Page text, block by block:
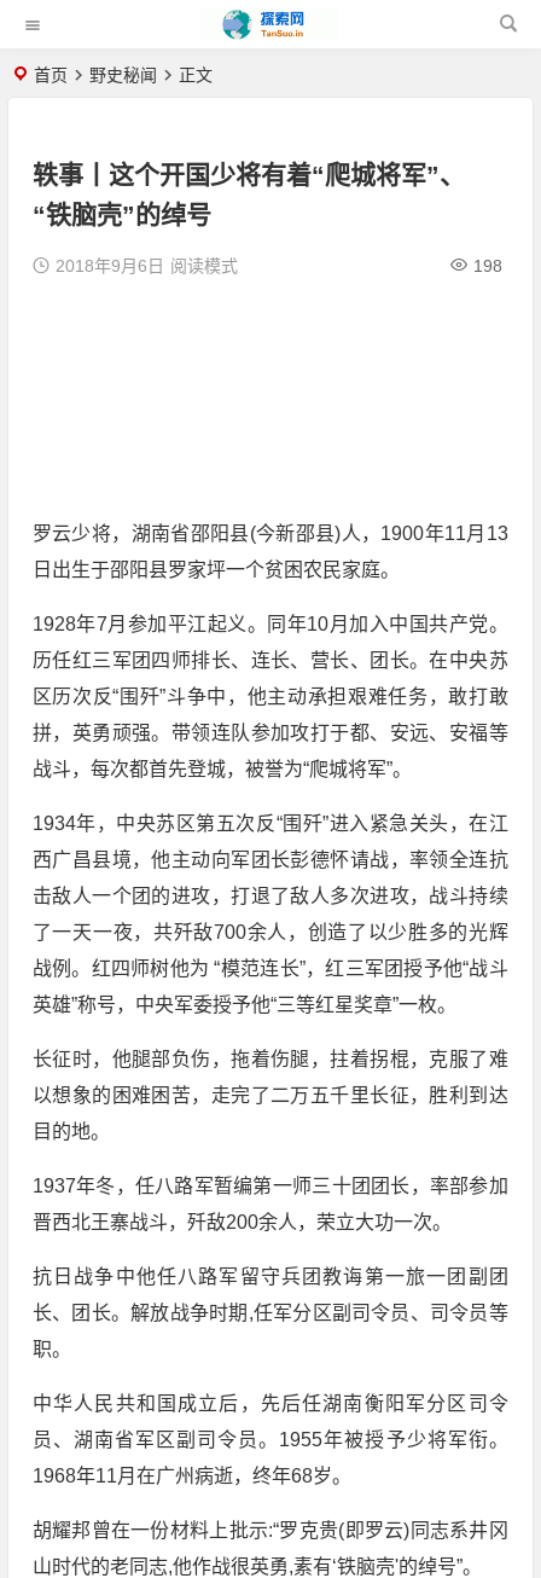
首页 野史秘闻 正文
轶事丨这个开国少将有着“爬城将军”、
“铁脑壳”的绰号
2018年9月6日 198
阅读模式
罗云少将，湖南省邵阳县(今新邵县)人，1900年11月13
日出生于邵阳县罗家坪一个贫困农民家庭。
1928年7月参加平江起义。同年10月加入中国共产党。
历任红三军团四师排长、连长、营长、团长。在中央苏
区历次反“围歼”斗争中，他主动承担艰难任务，敢打敢
拼，英勇顽强。带领连队参加攻打于都、安远、安福等
战斗，每次都首先登城，被誉为“爬城将军”。
1934年，中央苏区第五次反“围歼”进入紧急关头，在江
西广昌县境，他主动向军团长彭德怀请战，率领全连抗
击敌人一个团的进攻，打退了敌人多次进攻，战斗持续
了一天一夜，共歼敌700余人，创造了以少胜多的光辉
战例。红四师树他为 “模范连长”，红三军团授予他“战斗
英雄”称号，中央军委授予他“三等红星奖章”一枚。
长征时，他腿部负伤，拖着伤腿，拄着拐棍，克服了难
以想象的困难困苦，走完了二万五千里长征，胜利到达
目的地。
1937年冬，任八路军暂编第一师三十团团长，率部参加
晋西北王寨战斗，歼敌200余人，荣立大功一次。
抗日战争中他任八路军留守兵团教诲第一旅一团副团
长、团长。解放战争时期,任军分区副司令员、司令员等
职。
中华人民共和国成立后，先后任湖南衡阳军分区司令
员、湖南省军区副司令员。1955年被授予少将军衔。
1968年11月在广州病逝，终年68岁。
胡耀邦曾在一份材料上批示:“罗克贵(即罗云)同志系井冈
山时代的老同志,他作战很英勇,素有‘铁脑壳'的绰号”。